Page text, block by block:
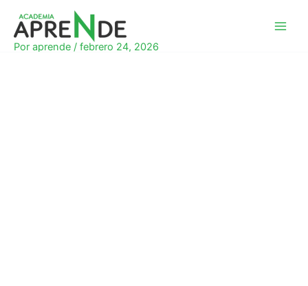
contenido
Por aprende / febrero 24, 2026